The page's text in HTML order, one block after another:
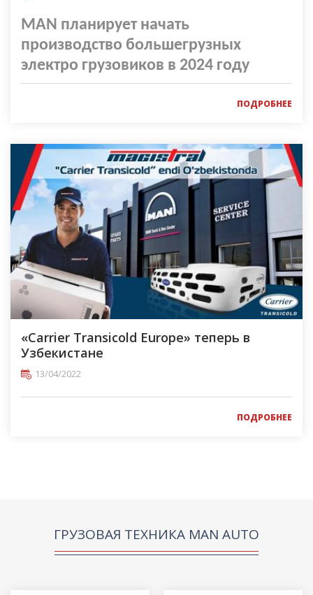
MAN планирует начать
производство большегрузных
электро грузовиков в 2024 году
ПОДРОБНЕЕ
«Carrier Transicold Europe» теперь в
Узбекистане
13/04/2022
ПОДРОБНЕЕ
ГРУЗОВАЯ ТЕХНИКА MAN AUTO